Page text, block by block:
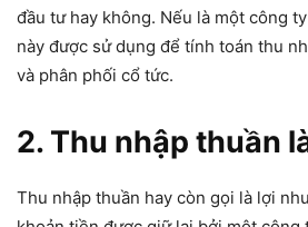
đầu tư hay không. Nếu là một công
này được sử dụng để tính toán thu
và phân phối cổ tức.
2. Thu nhập thuần
Thu nhập thuần hay còn gọi là lợi